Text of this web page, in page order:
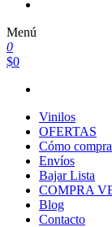
Menú
0
$0
Vinilos
OFERTAS
Cómo
Envíos
Bajar Lista
COMPRA
Blog
Contacto